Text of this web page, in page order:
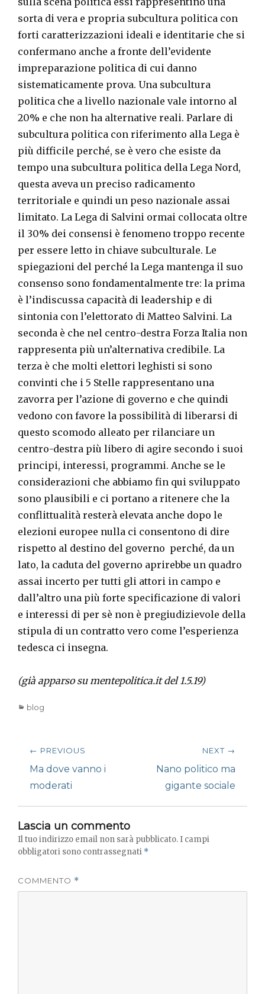
sorta di vera e propria subcultura politica con
forti caratterizzazioni ideali e identitarie che si
confermano anche a fronte dell’evidente
impreparazione politica di cui danno
sistematicamente prova. Una subcultura
politica che a livello nazionale vale intorno al
20% e che non ha alternative reali. Parlare di
subcultura politica con riferimento alla Lega è
più difficile perché, se è vero che esiste da
tempo una subcultura politica della Lega Nord,
questa aveva un preciso radicamento
territoriale e quindi un peso nazionale assai
limitato. La Lega di Salvini ormai collocata oltre
il 30% dei consensi è fenomeno troppo recente
per essere letto in chiave subculturale. Le
spiegazioni del perché la Lega mantenga il suo
consenso sono fondamentalmente tre: la prima
è l’indiscussa capacità di leadership e di
sintonia con l’elettorato di Matteo Salvini. La
seconda è che nel centro-destra Forza Italia non
rappresenta più un’alternativa credibile. La
terza è che molti elettori leghisti si sono
convinti che i 5 Stelle rappresentano una
zavorra per l’azione di governo e che quindi
vedono con favore la possibilità di liberarsi di
questo scomodo alleato per rilanciare un
centro-destra più libero di agire secondo i suoi
principi, interessi, programmi. Anche se le
considerazioni che abbiamo fin qui sviluppato
sono plausibili e ci portano a ritenere che la
conflittualità resterà elevata anche dopo le
elezioni europee nulla ci consentono di dire
rispetto al destino del governo perché, da un
lato, la caduta del governo aprirebbe un quadro
assai incerto per tutti gli attori in campo e
dall’altro una più forte specificazione di valori
e interessi di per sè non è pregiudizievole della
stipula di un contratto vero come l’esperienza
tedesca ci insegna.
(già apparso su mentepolitica.it del 1.5.19)
Categories
blog
Navigazione
articoli
← PREVIOUS
Previous
post:
Ma dove vanno i
moderati
NEXT →
Next
post:
Nano politico ma
gigante sociale
Lascia un commento
Il tuo indirizzo email non sarà pubblicato. I campi
obbligatori sono contrassegnati *
COMMENTO *